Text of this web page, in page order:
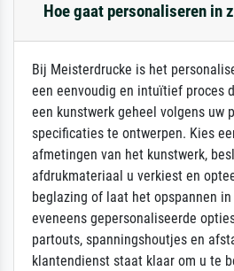
Hoe gaat personaliseren in
Bij Meisterdrucke is het
een eenvoudig en intuïtief proces
een kunstwerk geheel volgens uw
specificaties te ontwerpen. Kies
afmetingen van het kunstwerk,
afdrukmateriaal u verkiest en
beglazing of laat het opspannen
eveneens gepersonaliseerde
partouts, spanningshoutjes en
klantendienst staat klaar om u te